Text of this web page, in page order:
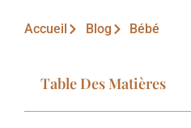
Accueil Blog Bébé
Table Des Matières